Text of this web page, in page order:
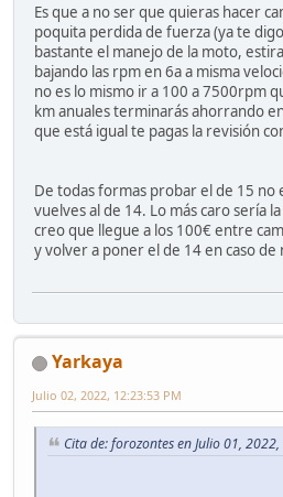
Es que a no ser que quieras hacer
poquita perdida de fuerza (ya te
bastante el manejo de la moto,
bajando las rpm en 6a a misma
no es lo mismo ir a 100 a 7500rpm
km anuales terminarás ahorrando
que está igual te pagas la revisión
De todas formas probar el de 15 no
vuelves al de 14. Lo más caro sería
creo que llegue a los 100€ entre
y volver a poner el de 14 en caso
Yarkaya
Julio 02, 2022, 12:23:53 PM
Cita de: forozontes en Julio 01,